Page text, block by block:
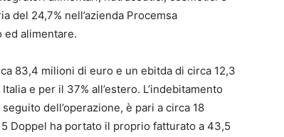
del 24,7% nell’azienda Procemsa
ed alimentare.
83,4 milioni di euro e un ebitda di circa 12,3
e per il 37% all’estero. L’indebitamento
dell’operazione, è pari a circa 18
Doppel ha portato il proprio fatturato a 43,5